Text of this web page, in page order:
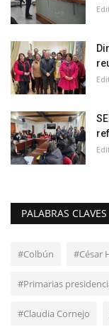
PALABRAS CLAVES
#Colbún #César
#Primarias
#Claudia Cornejo